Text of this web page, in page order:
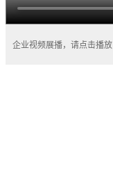
企业视频展播，请点击播放